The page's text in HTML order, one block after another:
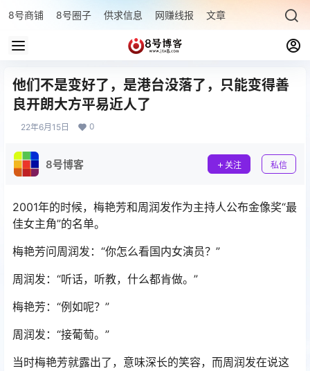
8号商铺 8号圈子 供求信息 网赚线报 文章专题 最新文章
他们不是变好了，是港台没落了，只能变得善
良开朗大方平易近人了
22年6月15日 0
8号博客 关注 私信
2001年的时候，梅艳芳和周润发作为主持人公布金像奖“最
佳女主角”的名单。
梅艳芳问周润发：“你怎么看国内女演员？”
周润发：“听话，听教，什么都肯做。”
梅艳芳：“例如呢？”
周润发：“接葡萄。”
当时梅艳芳就露出了，意味深长的笑容，而周润发在说这